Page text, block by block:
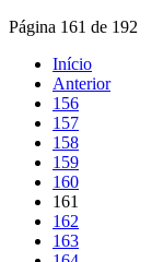
Página 161 de 192
Início
Anterior
156
157
158
159
160
161
162
163